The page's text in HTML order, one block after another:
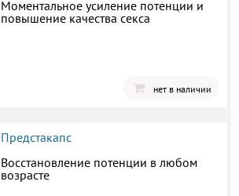
Моментальное усиление потенции и
повышение качества секса
нет в наличии
Предстакапс
Восстановление потенции в любом
возрасте